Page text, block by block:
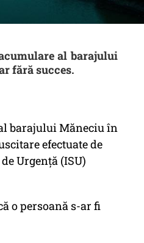
al barajului
fără succes.
barajului Măneciu în
efectuate de
Urgenţă (ISU)
o persoană s-ar fi